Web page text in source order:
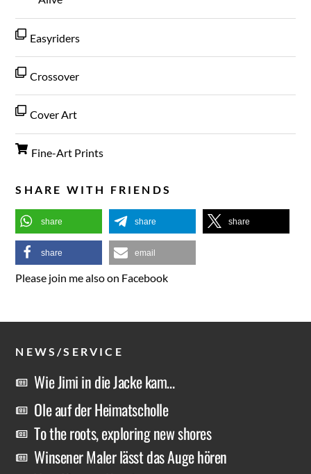
Easyriders
Crossover
Cover Art
Fine-Art Prints
SHARE WITH FRIENDS
share share share
share email
Please join me also on Facebook
NEWS/SERVICE
Wie Jimi in die Jacke kam…
Ole auf der Heimatscholle
To the roots, exploring new shores
Winsener Maler lässt das Auge hören